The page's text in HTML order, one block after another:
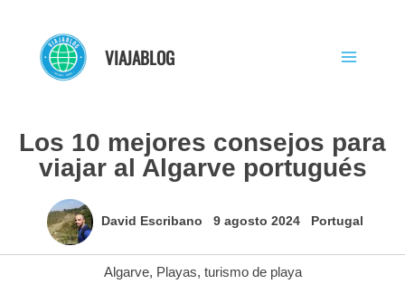
contenido
VIAJABLOG
Los 10 mejores consejos para
viajar al Algarve portugués
David Escribano 9 agosto 2024 Portugal
Algarve, Playas, turismo de playa